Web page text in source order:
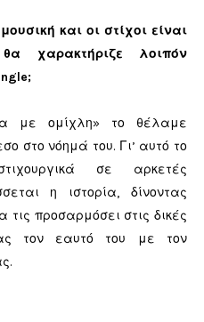
και οι στίχοι είναι
χαρακτήριζε λοιπόν
με ομίχλη» το θέλαμε
στο νόημά του. Γι’ αυτό το
σε αρκετές
η ιστορία, δίνοντας
τις προσαρμόσει στις δικές
τον εαυτό του με τον